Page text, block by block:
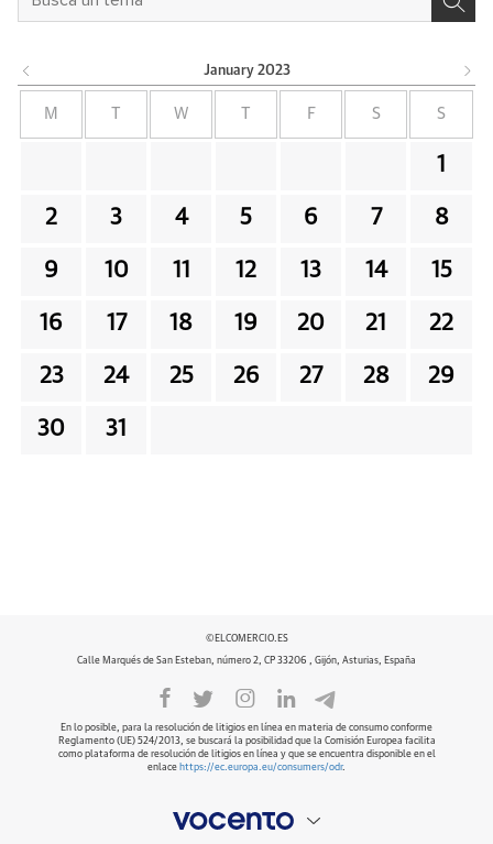
January 2023
M W F S S
1
2 3 4 5 6 7 8
9 10 11 12 13 14 15
16 17 18 19 20 21 22
23 24 25 26 27 28 29
30 31
©ELCOMERCIO.ES
Calle Marqués de San Esteban, número 2, CP 33206 , Gijón, Asturias, España
En lo posible, para la resolución de litigios en línea en materia de consumo conforme
Reglamento (UE) 524/2013, se buscará la posibilidad que la Comisión Europea facilita
como plataforma de resolución de litigios en línea y que se encuentra disponible en el
enlace https://ec.europa.eu/consumers/odr.